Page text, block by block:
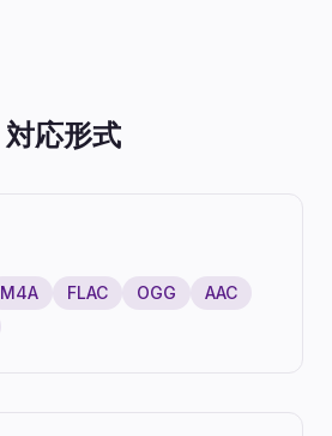
対応形式
M4A FLAC OGG
AAC